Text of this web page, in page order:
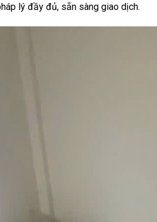
lý đầy đủ, sẵn sàng giao dịch.